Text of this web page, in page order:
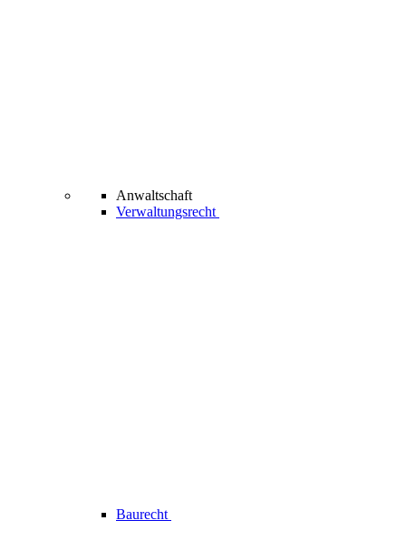
Anwaltschaft
Verwaltungsrecht
Baurecht